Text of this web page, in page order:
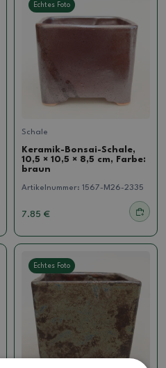
Echtes Foto
Schale
Keramik-Bonsai-Schale,
10,5 × 10,5 × 8,5 cm, Farbe:
braun
Artikelnummer: 1567-M26-2335
7.85 €
Echtes Foto